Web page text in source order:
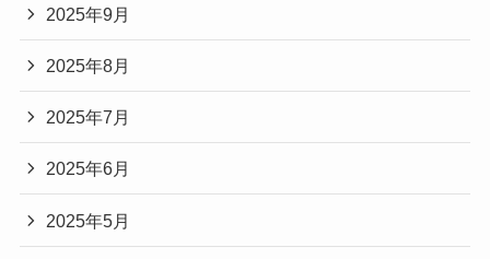
2025年9月
2025年8月
2025年7月
2025年6月
2025年5月